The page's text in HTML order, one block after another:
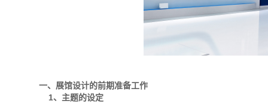
一、展馆设计的前期准备工作
1、主题的设定